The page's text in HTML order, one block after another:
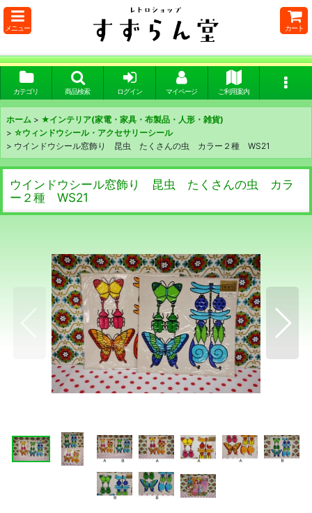
メニュー カート
カテゴリ 商品検索 ログイン マイページ ご利用案内
ホーム > ★インテリア(家電・家具・布製品・人形・雑貨)
> ☆ウィンドウシール・アクセサリーシール
> ウインドウシール窓飾り 昆虫 たくさんの虫 カラー２種 WS21
ウインドウシール窓飾り 昆虫 たくさんの虫 カラ
ー２種 WS21